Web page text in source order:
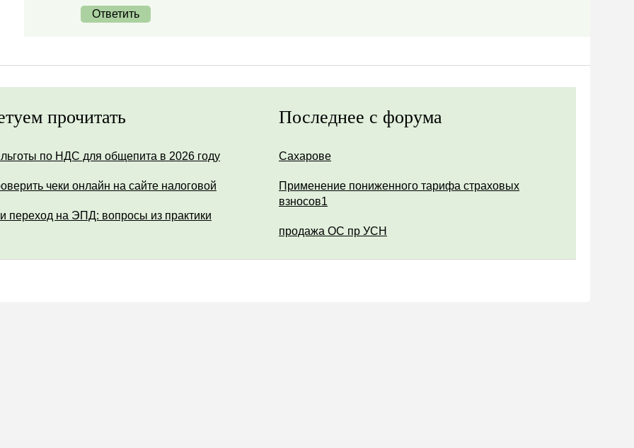
Ответить
прочитать
льготы по НДС для общепита в 2026 году
чеки онлайн на сайте налоговой
переход на ЭПД: вопросы из практики
Последнее с форума
Сахарове
Применение пониженного тарифа страховых
взносов1
продажа ОС пр УСН